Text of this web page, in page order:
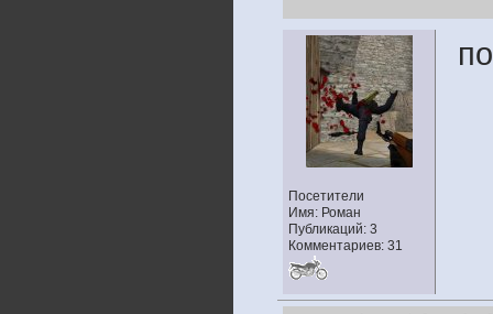
Посетители
Имя: Роман
Публикаций: 3
Комментариев: 31